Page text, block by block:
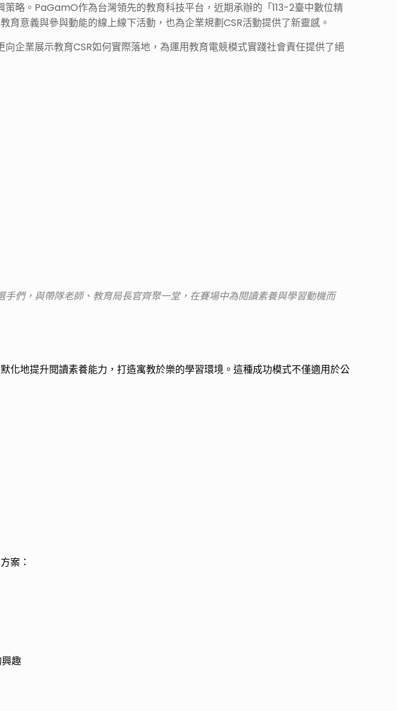
略。PaGamO作為台灣領先的教育科技平台，近期承辦的「113-2臺中數位精
意義與參與動能的線上線下活動，也為企業規劃CSR活動提供了新靈感。
企業展示教育CSR如何實際落地，為運用教育電競模式實踐社會責任提供了絕
手們，與帶隊老師、教育局長官齊聚一堂，在賽場中為閱讀素養與學習動機而
地提升閱讀素養能力，打造寓教於樂的學習環境。這種成功模式不僅適用於公
案：
趣